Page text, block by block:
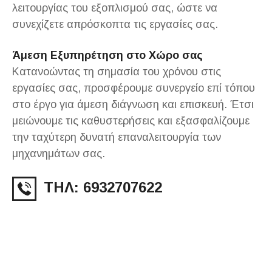
λειτουργίας του εξοπλισμού σας, ώστε να
συνεχίζετε απρόσκοπτα τις εργασίες σας.
Άμεση Εξυπηρέτηση στο Χώρο σας
Κατανοώντας τη σημασία του χρόνου στις
εργασίες σας, προσφέρουμε συνεργείο επί τόπου
στο έργο για άμεση διάγνωση και επισκευή. Έτσι
μειώνουμε τις καθυστερήσεις και εξασφαλίζουμε
την ταχύτερη δυνατή επαναλειτουργία των
μηχανημάτων σας.
ΤΗΛ: 6932707622